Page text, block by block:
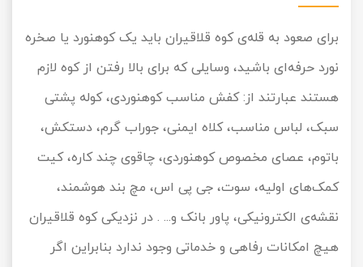
برای صعود به قله‌ی کوه قلاقیران باید یک کوهنورد یا صخره
نورد حرفه‌ای باشید، وسایلی که برای بالا رفتن از کوه لازم
هستند عبارتند از: کفش مناسب کوهنوردی، کوله پشتی
سبک، لباس مناسب، کلاه ایمنی، جوراب گرم، دستکش،
باتوم، عصای مخصوص کوهنوردی، چاقوی چند کاره، کیت
کمک‌های اولیه، سوت، جی پی اس، مچ بند هوشمند،
نقشه‌ی الکترونیکی، پاور بانک و... . در نزدیکی کوه قلاقیران
هیچ امکانات رفاهی و خدماتی وجود ندارد بنابراین اگر